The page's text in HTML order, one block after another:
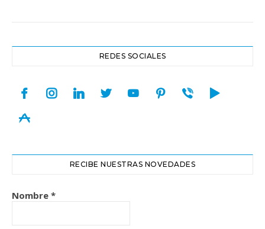
REDES SOCIALES
facebookinstagramlinkedintwitteryoutubepinterest
viber play
appstore
RECIBE NUESTRAS NOVEDADES
Nombre *